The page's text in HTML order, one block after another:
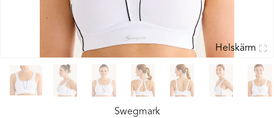
Helskärm
Swegmark